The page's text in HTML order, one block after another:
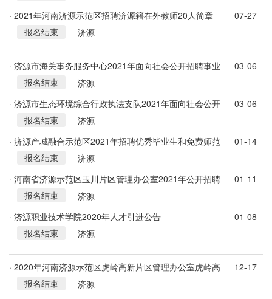
· 2021年河南济源示范区招聘济源籍在外教师20人简章
07-27
报名结束
济源
· 济源市海关事务服务中心2021年面向社会公开招聘事业
单位工作人员简章
03-06
报名结束
济源
· 济源市生态环境综合行政执法支队2021年面向社会公开
招聘事业单位工作人员简章
03-06
报名结束
济源
· 济源产城融合示范区2021年招聘优秀毕业生和免费师范
毕业生的公告
01-14
报名结束
济源
· 河南省济源示范区玉川片区管理办公室2021年公开招聘
工作人员公告
01-11
报名结束
济源
· 济源职业技术学院2020年人才引进公告
01-08
报名结束
济源
· 2020年河南济源示范区虎岭高新片区管理办公室虎岭高
新区招聘36人公告
12-17
报名结束
济源